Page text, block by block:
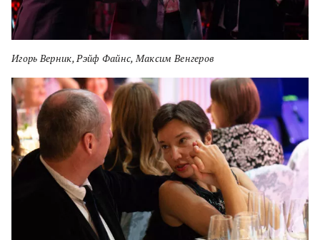
Игорь Верник, Рэйф Файнс, Максим Венгеров